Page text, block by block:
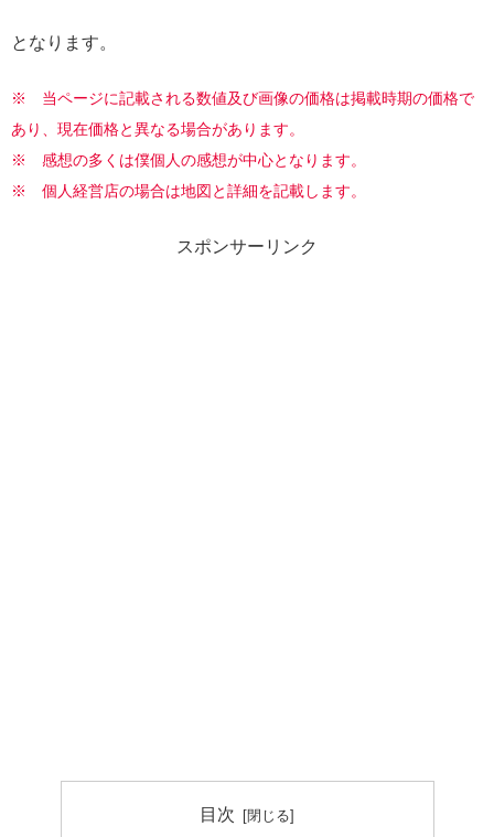
となります。
※ 当ページに記載される数値及び画像の価格は掲載時期の価格で
あり、現在価格と異なる場合があります。
※
感想の多くは僕個人の感想が中心となります。
※ 個人経営店の場合は地図と詳細を記載します。
スポンサーリンク
目次